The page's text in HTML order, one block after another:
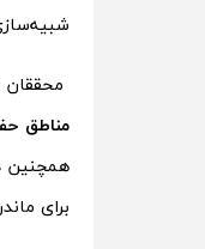
مناطق
همچنین
برای